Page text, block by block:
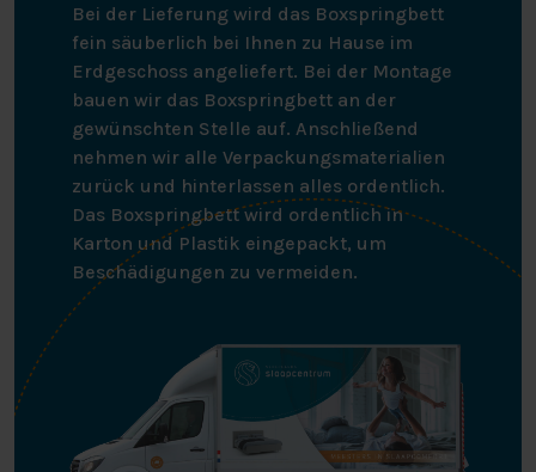
Bei der Lieferung wird das Boxspringbett
fein säuberlich bei Ihnen zu Hause im
Erdgeschoss angeliefert. Bei der Montage
bauen wir das Boxspringbett an der
gewünschten Stelle auf. Anschließend
nehmen wir alle Verpackungsmaterialien
zurück und hinterlassen alles ordentlich.
Das Boxspringbett wird ordentlich in
Karton und Plastik eingepackt, um
Beschädigungen zu vermeiden.